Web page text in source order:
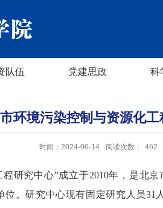
队伍 党建思政 科
环境污染控制与资源化
时间：2024-06-14 阅读次数： 462
研究中心”成立于2010年，是北
位。研究中心现有固定研究人员